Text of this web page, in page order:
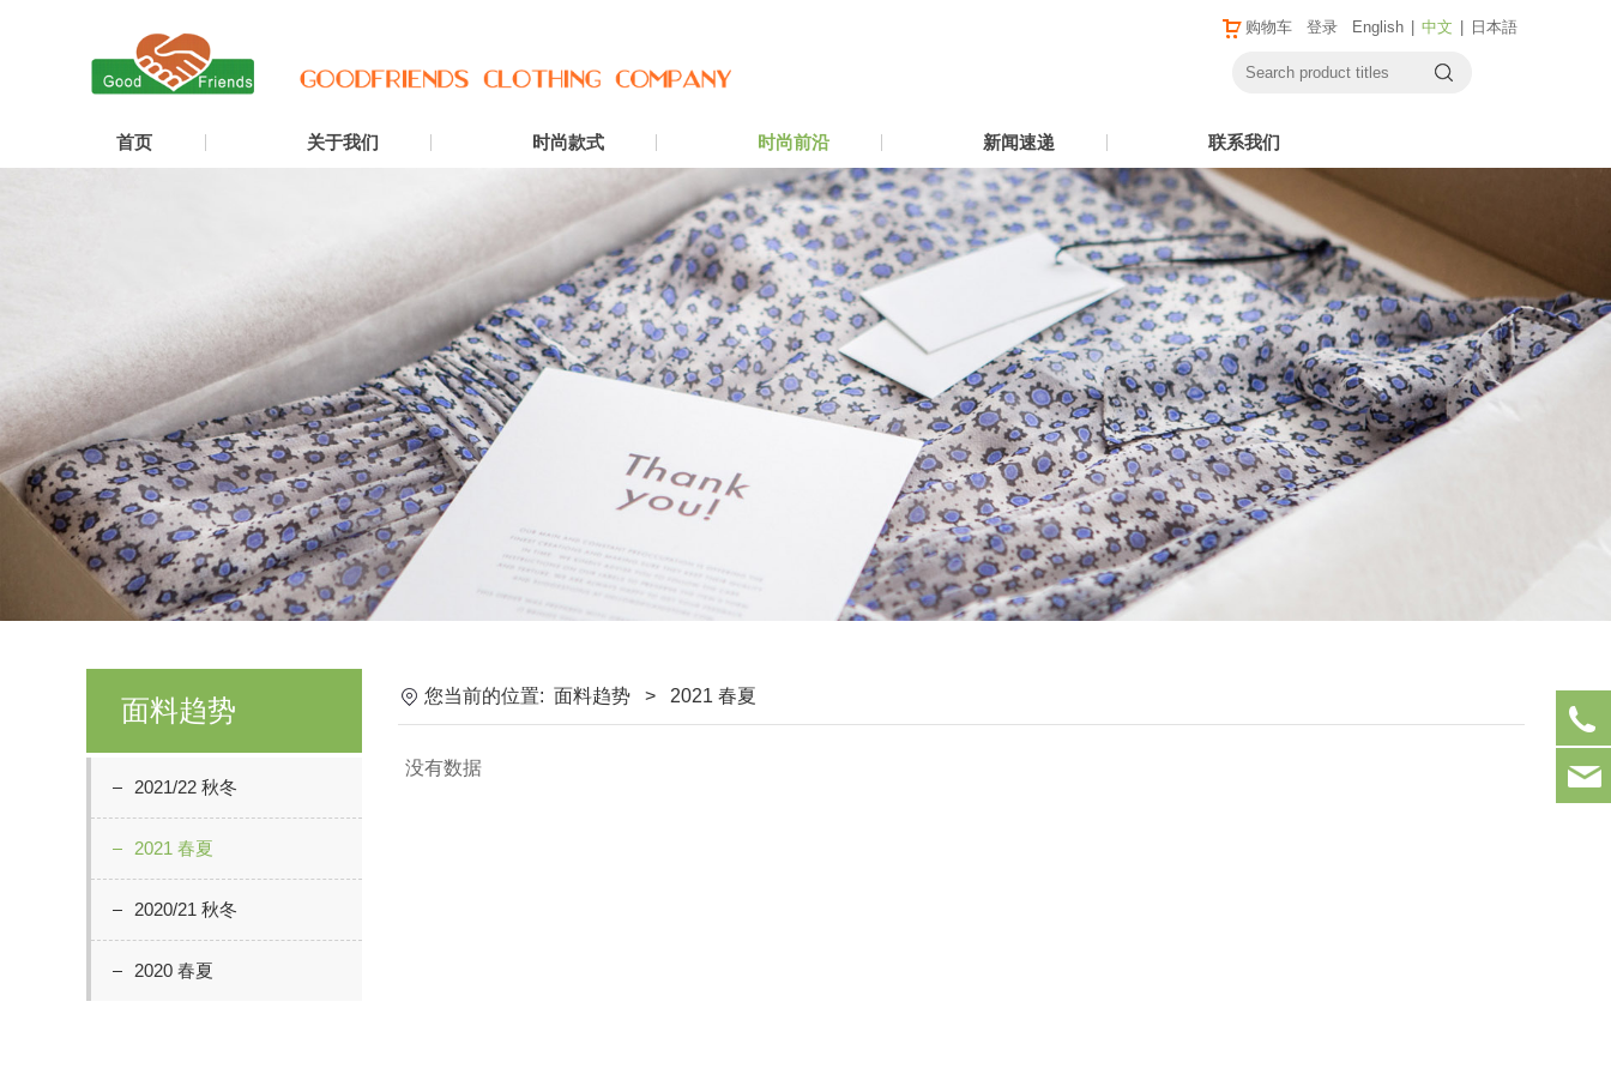
English 中文 日本語
登录
购物车
首页 关于我们 时尚款式 时尚前沿 新闻速递 联系我们
面料趋势
2021/22 秋冬
2021 春夏
2020/21 秋冬
2020 春夏
您当前的位置: 面料趋势 > 2021 春夏
没有数据